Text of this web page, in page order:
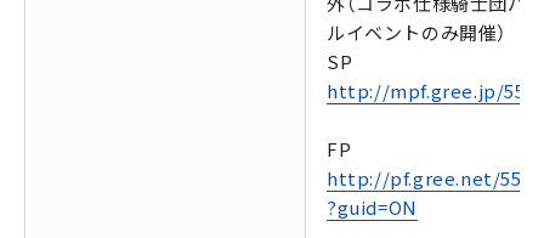
ルイベントのみ開催）
SP
http://mpf.gree.jp/
FP
http://pf.gree.net/
?guid=ON